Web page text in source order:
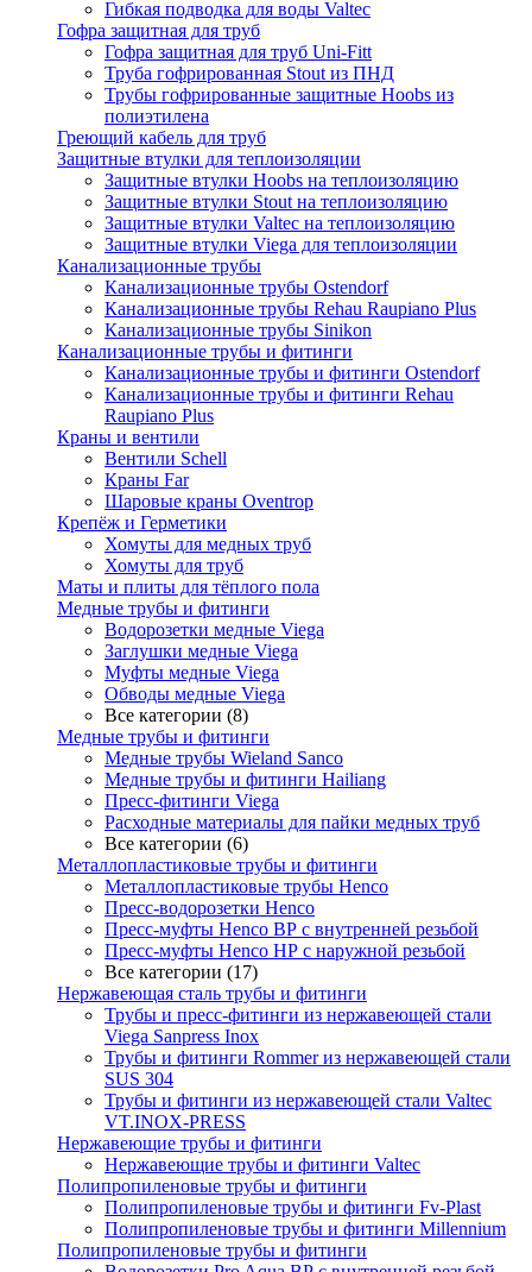
Гибкая подводка для воды Valtec
Гофра защитная для труб
Гофра защитная для труб Uni-Fitt
Труба гофрированная Stout из ПНД
Трубы гофрированные защитные Hoobs из
полиэтилена
Греющий кабель для труб
Защитные втулки для теплоизоляции
Защитные втулки Hoobs на теплоизоляцию
Защитные втулки Stout на теплоизоляцию
Защитные втулки Valtec на теплоизоляцию
Защитные втулки Viega для теплоизоляции
Канализационные трубы
Канализационные трубы Ostendorf
Канализационные трубы Rehau Raupiano Plus
Канализационные трубы Sinikon
Канализационные трубы и фитинги
Канализационные трубы и фитинги Ostendorf
Канализационные трубы и фитинги Rehau
Raupiano Plus
Краны и вентили
Вентили Schell
Краны Far
Шаровые краны Oventrop
Крепёж и Герметики
Хомуты для медных труб
Хомуты для труб
Маты и плиты для тёплого пола
Медные трубы и фитинги
Водорозетки медные Viega
Заглушки медные Viega
Муфты медные Viega
Обводы медные Viega
Все категории (8)
Медные трубы и фитинги
Медные трубы Wieland Sanco
Медные трубы и фитинги Hailiang
Пресс-фитинги Viega
Расходные материалы для пайки медных труб
Все категории (6)
Металлопластиковые трубы и фитинги
Металлопластиковые трубы Henco
Пресс-водорозетки Henco
Пресс-муфты Henco ВР с внутренней резьбой
Пресс-муфты Henco НР с наружной резьбой
Все категории (17)
Нержавеющая сталь трубы и фитинги
Трубы и пресс-фитинги из нержавеющей стали
Viega Sanpress Inox
Трубы и фитинги Rommer из нержавеющей стали
SUS 304
Трубы и фитинги из нержавеющей стали Valtec
VT.INOX-PRESS
Нержавеющие трубы и фитинги
Нержавеющие трубы и фитинги Valtec
Полипропиленовые трубы и фитинги
Полипропиленовые трубы и фитинги Fv-Plast
Полипропиленовые трубы и фитинги Millennium
Полипропиленовые трубы и фитинги